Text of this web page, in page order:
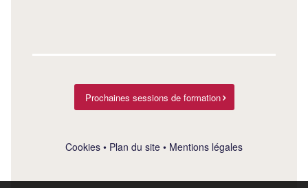
Prochaines sessions de formation
Cookies • Plan du site • Mentions légales